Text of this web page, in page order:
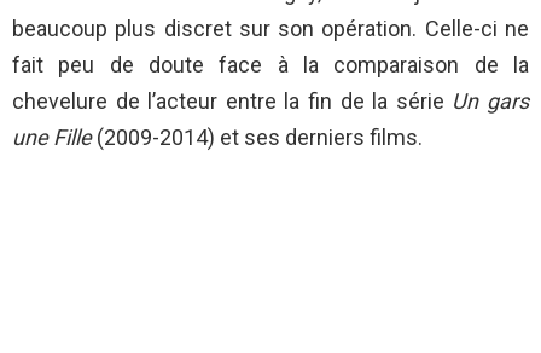
beaucoup plus discret sur son opération. Celle-ci ne
fait peu de doute face à la comparaison de la
chevelure de l’acteur entre la fin de la série Un gars
une Fille(2009-2014) et ses derniers films.